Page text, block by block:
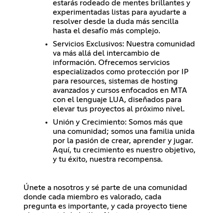
estarás rodeado de mentes brillantes y
experimentadas listas para ayudarte a
resolver desde la duda más sencilla
hasta el desafío más complejo.
Servicios Exclusivos: Nuestra comunidad
va más allá del intercambio de
información. Ofrecemos servicios
especializados como protección por IP
para resources, sistemas de hosting
avanzados y cursos enfocados en MTA
con el lenguaje LUA, diseñados para
elevar tus proyectos al próximo nivel.
Unión y Crecimiento: Somos más que
una comunidad; somos una familia unida
por la pasión de crear, aprender y jugar.
Aquí, tu crecimiento es nuestro objetivo,
y tu éxito, nuestra recompensa.
Únete a nosotros y sé parte de una comunidad
donde cada miembro es valorado, cada
pregunta es importante, y cada proyecto tiene